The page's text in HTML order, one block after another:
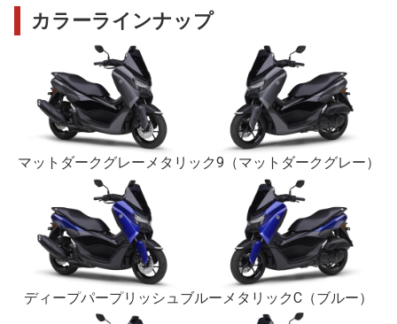
カラーラインナップ
マットダークグレーメタリック9 （マットダークグレー）
ディープパープリッシュブルーメタリックC （ブルー）